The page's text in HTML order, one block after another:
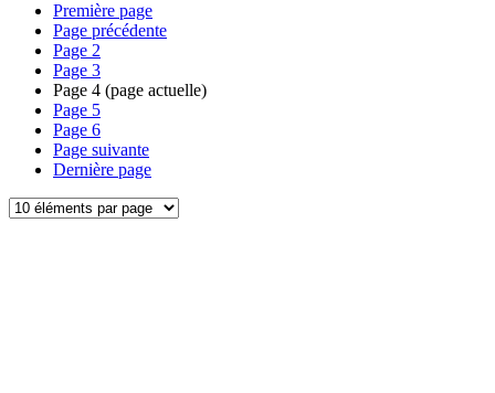
Première page
Page précédente
Page 2
Page 3
Page 4 (page actuelle)
Page 5
Page 6
Page suivante
Dernière page